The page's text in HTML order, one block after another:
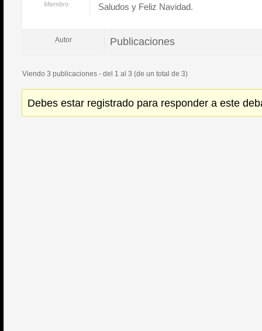
Miembro Saludos y Feliz Navidad.
Autor Publicaciones
Viendo 3 publicaciones - del 1 al 3 (de un total de 3)
Debes estar registrado para responder a este